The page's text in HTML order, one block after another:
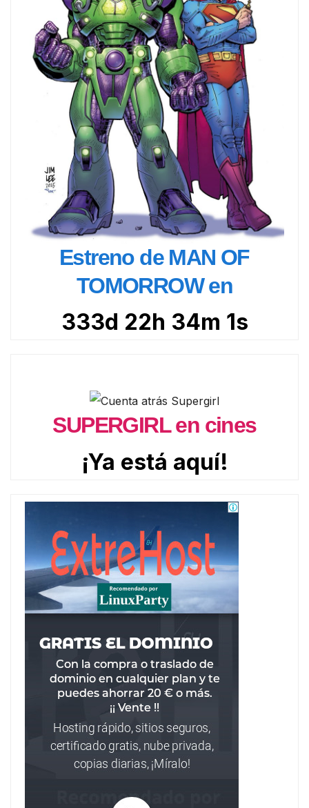
Estreno de MAN OF
TOMORROW en
333d 22h 33m 59s
SUPERGIRL en cines
¡Ya está aquí!